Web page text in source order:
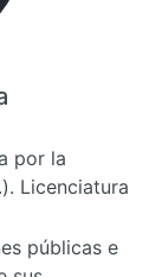
por la
Licenciatura
públicas e